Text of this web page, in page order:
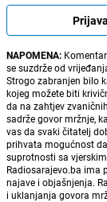
Prijava
NAPOMENA:
se suzdrže od
Strogo zabranjen bilo
kojeg možete biti
da na zahtjev
sadrže govor mržnje,
vas da svaki čitatelj
prihvata mogućnost
suprotnosti sa
Radiosarajevo.ba ima
najave i objašnjenja.
i uklanjanja govora